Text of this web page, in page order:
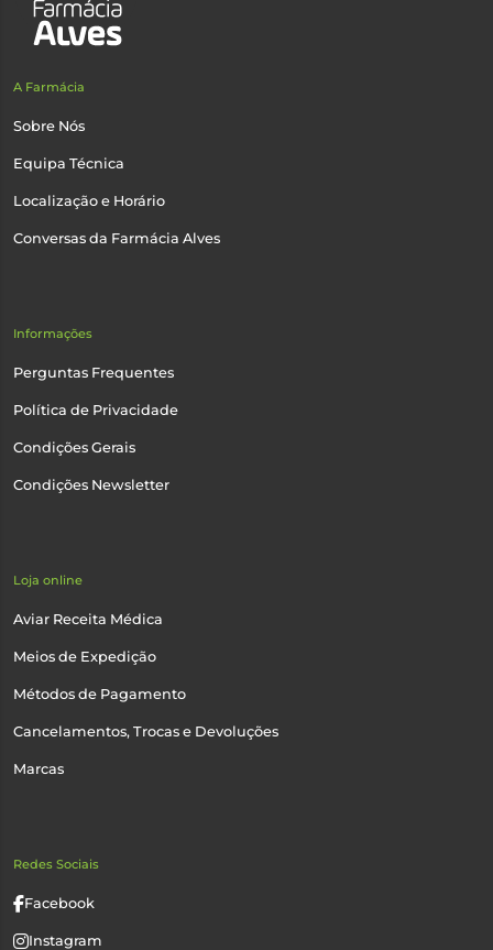
A Farmácia
Sobre Nós
Equipa Técnica
Localização e Horário
Conversas da Farmácia Alves
Informações
Perguntas Frequentes
Política de Privacidade
Condições Gerais
Condições Newsletter
Loja online
Aviar Receita Médica
Meios de Expedição
Métodos de Pagamento
Cancelamentos, Trocas e Devoluções
Marcas
Redes Sociais
Facebook
Instagram